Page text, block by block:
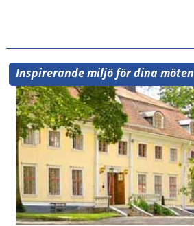
Inspirerande miljö för dina möten